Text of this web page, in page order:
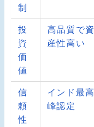
制
投
資
価
値
高品質で資
産性高い
信
頼
性
インド最高
峰認定